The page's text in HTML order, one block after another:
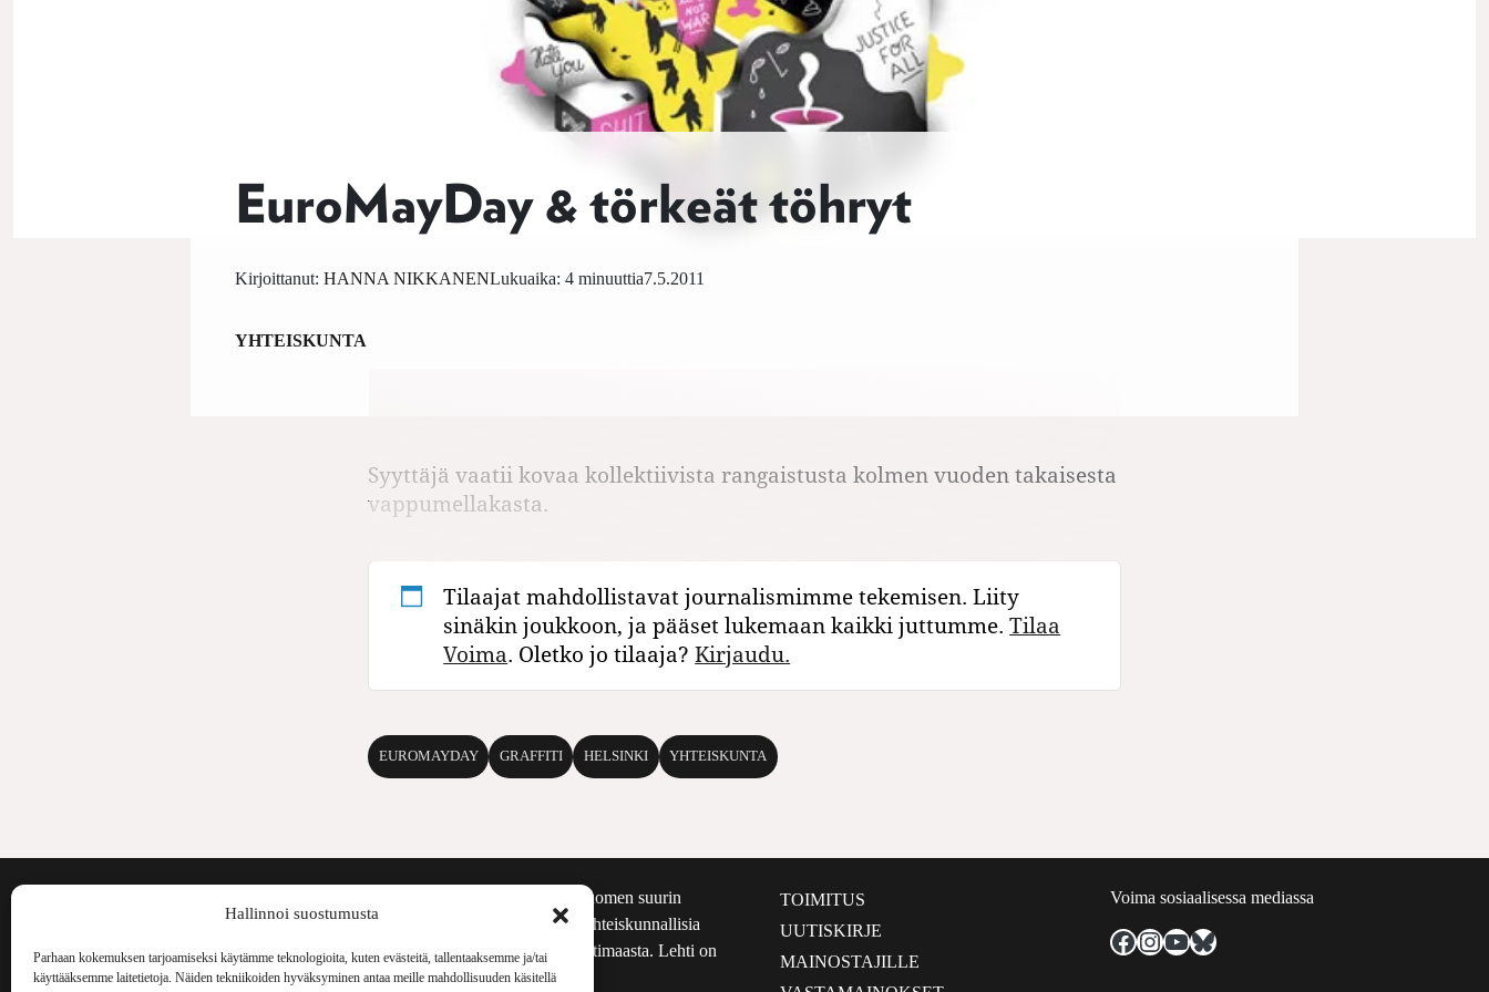
Hallinnoi suostumusta
Parhaan kokemuksen tarjoamiseksi käytämme teknologioita, kuten evästeitä, tallentaaksemme ja/tai
käyttääksemme laitetietoja. Näiden tekniikoiden hyväksyminen antaa meille mahdollisuuden käsitellä
EuroMayDay & törkeät töhryt
7.5.2011
Kirjoittanut: HANNA NIKKANENLukuaika: 4 minuuttia
YHTEISKUNTA
Syyttäjä vaatii kovaa kollektiivista rangaistusta kolmen vuoden takaisesta
vappumellakasta.
Tilaajat mahdollistavat journalismimme tekemisen. Liity
sinäkin joukkoon, ja pääset lukemaan kaikki juttumme.Tilaa
Voima. Oletko jo tilaaja?Kirjaudu.
EUROMAYDAY GRAFFITI HELSINKI YHTEISKUNTA
Voima Kustannus
Voima on painosmäärältään Suomen suurin
kulttuurilehti. Se nostaa esiin yhteiskunnallisia
aiheita niin maailmalta kuin kotimaasta. Lehti on
ilmestynyt vuodesta 1999.
TOIMITUS
UUTISKIRJE
MAINOSTAJILLE
Voima sosiaalisessa mediassa
Facebook
Instagram
YouTube
Bluesky